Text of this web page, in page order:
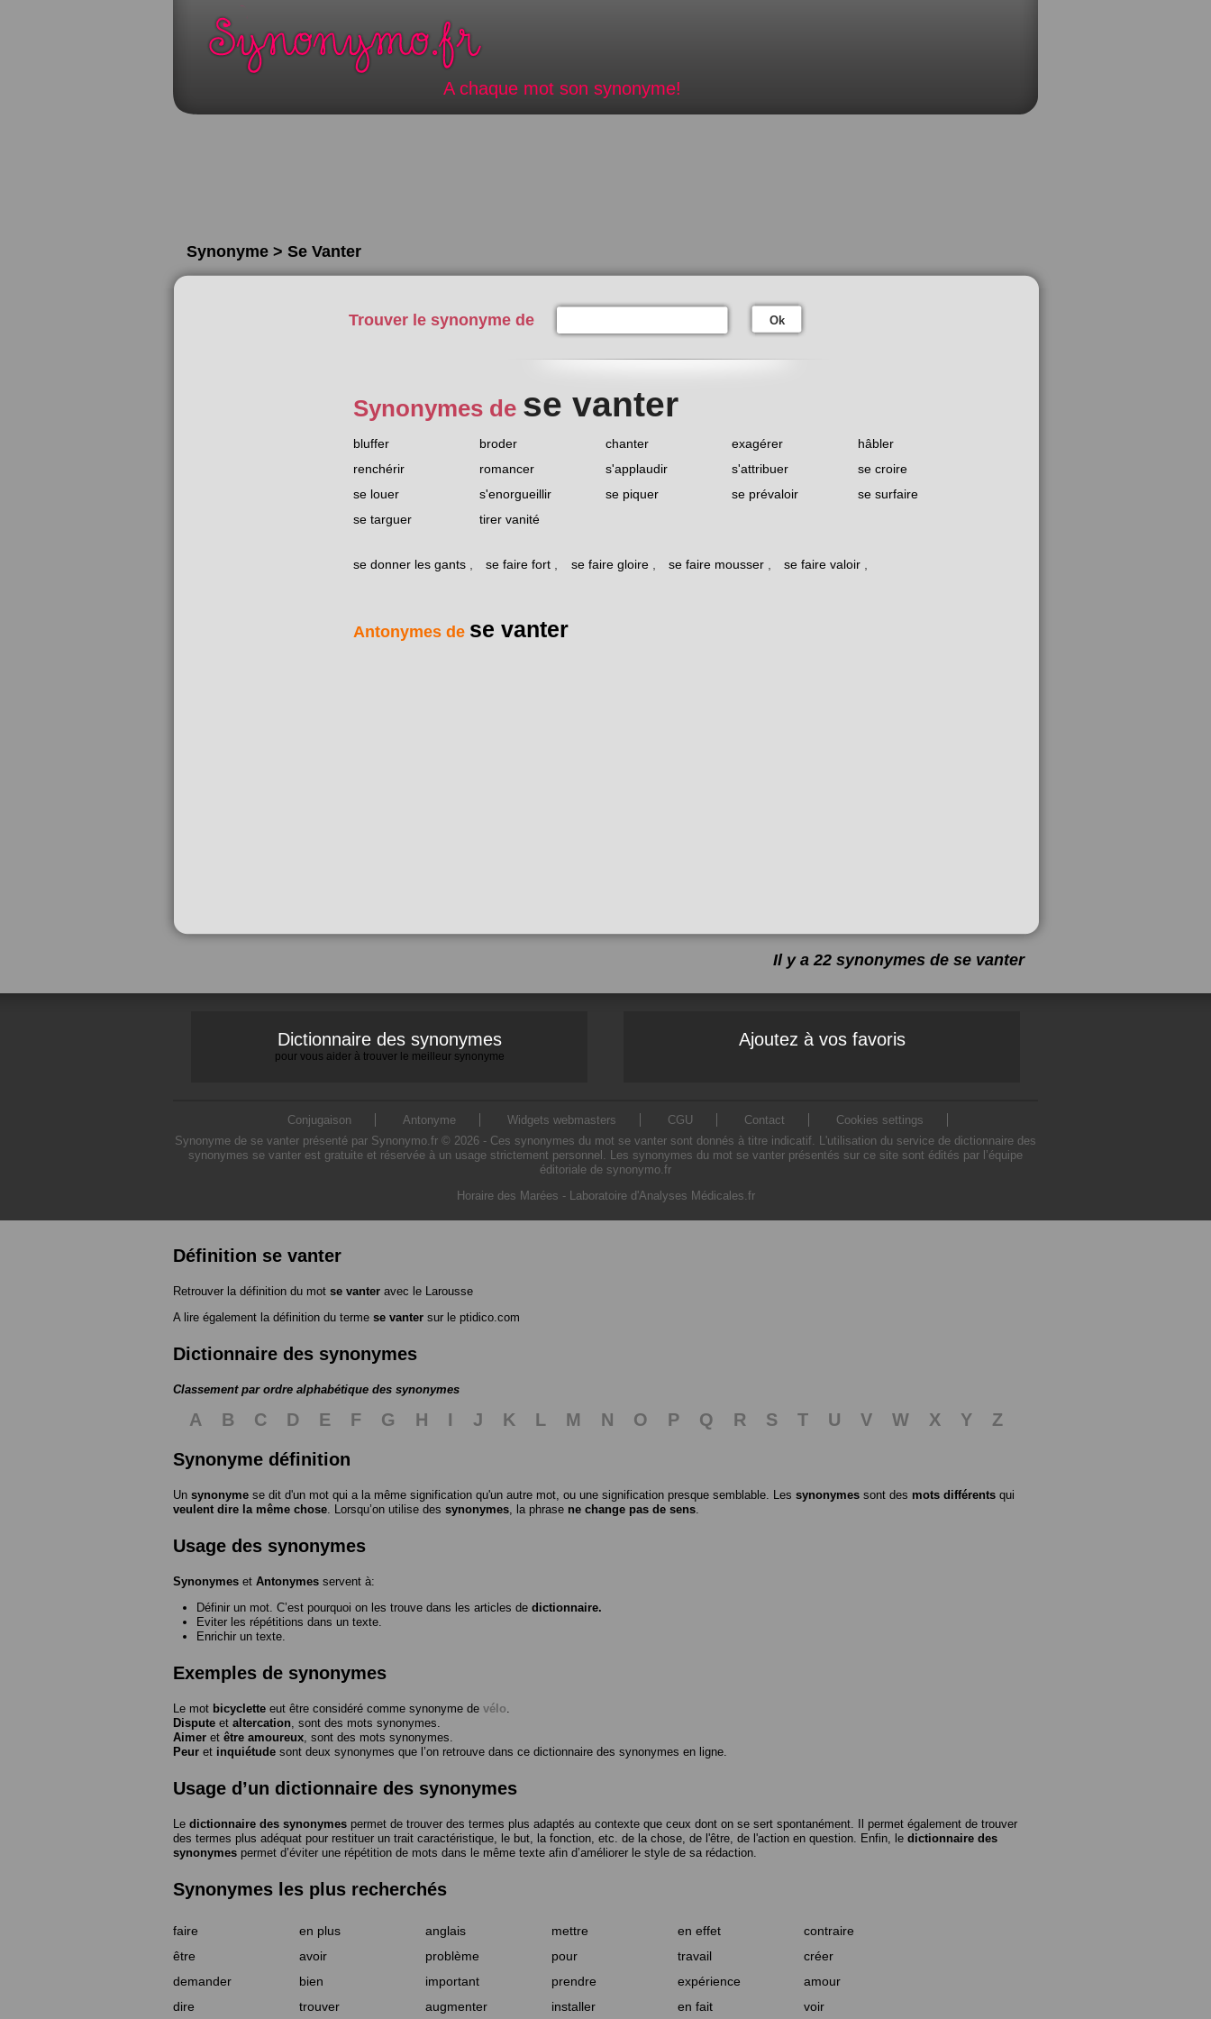
A chaque mot son synonyme!
Synonyme > Se Vanter
Trouver le synonyme de Ok
Synonymes de se vanter
bluffer broder chanter exagérer
hâbler
renchérir
romancer s'applaudir s'attribuer
se croire
se louer
s'enorgueillir se piquer se prévaloir
se surfaire
se targuer
tirer vanité
se donner les gants se faire fort se faire gloire se faire mousser se faire valoir
Antonymes de se vanter
Il y a 22 synonymes de se vanter
Dictionnaire des synonymes
pour vous aider à trouver le meilleur synonyme
Ajoutez à vos favoris
Conjugaison Antonyme Widgets webmasters CGU Contact
Cookies settings
Synonyme de se vanter présenté par Synonymo.fr © 2026 - Ces synonymes du mot se vanter sont donnés à titre indicatif. L'utilisation du service de dictionnaire des
synonymes se vanter est gratuite et réservée à un usage strictement personnel. Les synonymes du mot se vanter présentés sur ce site sont édités par l’équipe
éditoriale de synonymo.fr
Horaire des Marées - Laboratoire d'Analyses Médicales.fr
Définition se vanter
Retrouver la définition du mot se vanter avec le Larousse
A lire également la définition du terme se vanter sur le ptidico.com
Dictionnaire des synonymes
Classement par ordre alphabétique des synonymes
A B C D E F G H I J K L M N O P Q R S T U V W X Y
Z
Synonyme définition
Un synonyme se dit d'un mot qui a la même signification qu'un autre mot, ou une signification presque semblable. Les synonymes sont des mots différents qui
veulent dire la même chose . Lorsqu’on utilise des synonymes , la phrase ne change pas de sens
Usage des synonymes
Synonymes et Antonymes servent à:
Définir un mot. C’est pourquoi on les trouve dans les articles de dictionnaire.
Eviter les répétitions dans un texte.
Enrichir un texte.
Exemples de synonymes
Le mot bicyclette eut être considéré comme synonyme de vélo
Dispute et altercation , sont des mots synonymes.
Aimer et être amoureux , sont des mots synonymes.
Peur et inquiétude sont deux synonymes que l’on retrouve dans ce dictionnaire des synonymes en ligne.
Usage d’un dictionnaire des synonymes
Le dictionnaire des synonymes permet de trouver des termes plus adaptés au contexte que ceux dont on se sert spontanément. Il permet également de trouver
des termes plus adéquat pour restituer un trait caractéristique, le but, la fonction, etc. de la chose, de l'être, de l'action en question. Enfin, le dictionnaire des
synonymes permet d’éviter une répétition de mots dans le même texte afin d’améliorer le style de sa rédaction.
Synonymes les plus recherchés
faire en plus anglais mettre en effet
contraire
être
avoir problème pour travail
créer
demander
bien important prendre expérience
amour
dire
trouver augmenter installer en fait voir